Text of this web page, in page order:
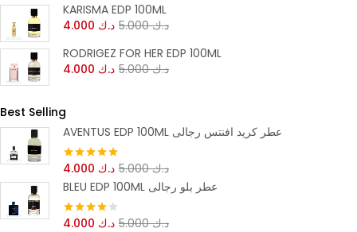
KARISMA EDP 100ML
د.ك
د.ك5.000
RODRIGEZ FOR HER EDP 100ML
د.ك
د.ك5.000
Best Selling
AVENTUS EDP 100ML عطر كريد افنتس رجالى
تم التقييمد.ك د.ك5.000
BLEU EDP 100ML عطر بلو رجالى
تم التقييمد.ك د.ك5.000